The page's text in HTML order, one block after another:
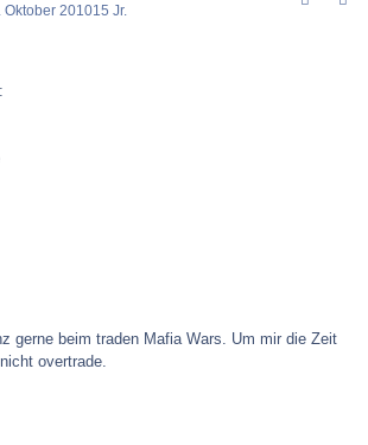
Oktober 201015 Jr.
gerne beim traden Mafia Wars. Um mir die Zeit
overtrade.